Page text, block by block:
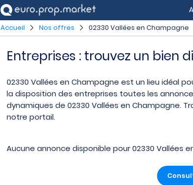
Accueil Nos offres 02330 Vallées en Champagne
Entreprises : trouvez un bien
02330 Vallées en Champagne est un lieu idéal
la disposition des entreprises toutes les
dynamiques de 02330 Vallées en Champagne.
notre portail.
Aucune annonce disponible pour 02330 Vallées